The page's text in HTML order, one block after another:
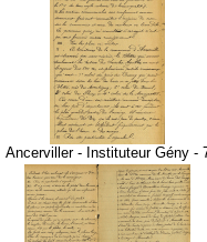
Ancerviller - Instituteur Gény -